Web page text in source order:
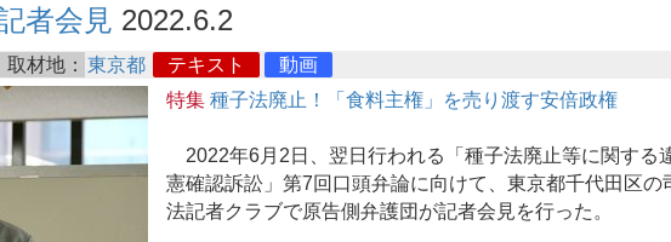
者会見 2022.6.2
取材地： 東京都 テキスト
動画
特集 種子法廃止！「食料主権」を売り渡す安倍政権
2022年6月2日、翌日行われる「種子法廃止等に関する
憲確認訴訟」第7回口頭弁論に向けて、東京都千代田区の
法記者クラブで原告側弁護団が記者会見を行った。